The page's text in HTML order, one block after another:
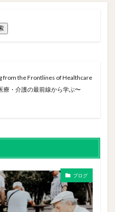
from the Frontlines of Healthcare
療・介護の最前線から学ぶ〜
ブログ